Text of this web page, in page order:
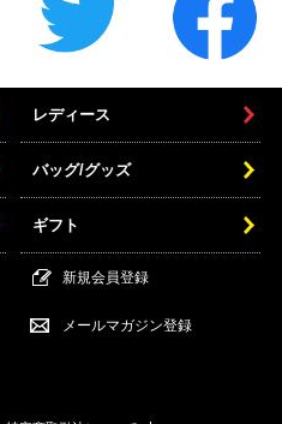
レディース
バッグ/グッズ
ギフト
新規会員登録
メールマガジン登録